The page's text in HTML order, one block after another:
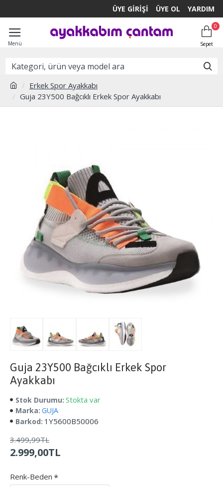
ÜYE GIRIŞI ÜYE OL YARDIM
0
Erkek Spor Ayakkabı
Guja 23Y500 Bağcıklı Erkek Spor Ayakkabı
Guja 23Y500 Bağcıklı Erkek Spor
Ayakkabı
Stok Durumu: Stokta var
Marka: GUJA
Barkod: 1Y5600B50006
2.999,00TL
3.499,99TL
Renk-Beden